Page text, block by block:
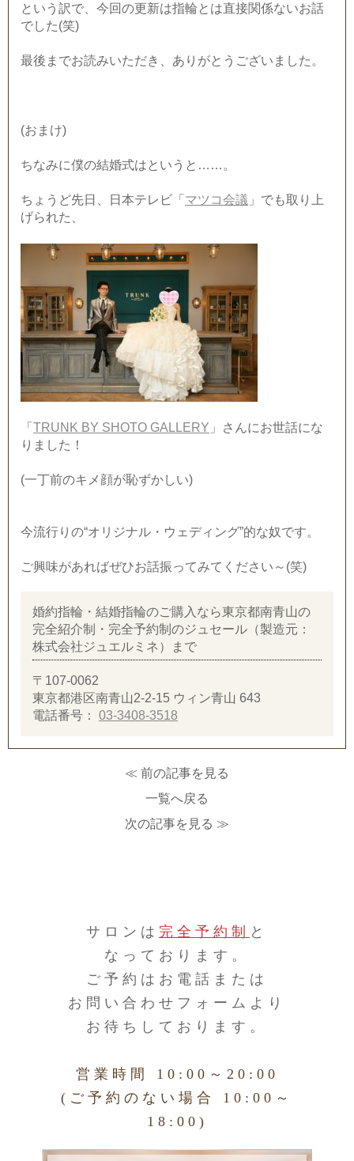
という訳で、今回の更新は指輪とは直接関係ないお話
でした(笑)
最後までお読みいただき、ありがとうございました。
(おまけ)
ちなみに僕の結婚式はというと……。
ちょうど先日、日本テレビ「 マツコ会議 」でも取り上
げられた、
「 TRUNK BY SHOTO GALLERY 」さんにお世話にな
りました！
(一丁前のキメ顔が恥ずかしい)
今流行りの“オリジナル・ウェディング”的な奴です。
ご興味があればぜひお話振ってみてください～(笑)
婚約指輪・結婚指輪のご購入なら東京都南青山の
完全紹介制・完全予約制のジュセール（製造元：
株式会社ジュエルミネ）まで
〒107-0062
東京都港区南青山2-2-15 ウィン青山 643
電話番号： 03-3408-3518
≪ 前の記事を見る
一覧へ戻る
次の記事を見る ≫
サロンは 完全予約制
と
なっております。
ご予約はお電話または
お問い合わせフォームより
お待ちしております。
営業時間 10:00～20:00
(ご予約のない場合 10:00～
18:00)